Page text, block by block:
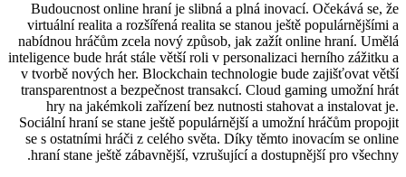
Budoucnost online hraní je slibná a plná inovací. Očekává se, že
virtuální realita a rozšířená realita se stanou ještě populárnějšími a
nabídnou hráčům zcela nový způsob, jak zažít online hraní. Umělá
inteligence bude hrát stále větší roli v personalizaci herního zážitku a
v tvorbě nových her. Blockchain technologie bude zajišťovat větší
transparentnost a bezpečnost transakcí. Cloud gaming umožní hrát
hry na jakémkoli zařízení bez nutnosti stahovat a instalovat je.
Sociální hraní se stane ještě populárnější a umožní hráčům propojit
se s ostatními hráči z celého světa. Díky těmto inovacím se online
hraní stane ještě zábavnější, vzrušující a dostupnější pro všechny.